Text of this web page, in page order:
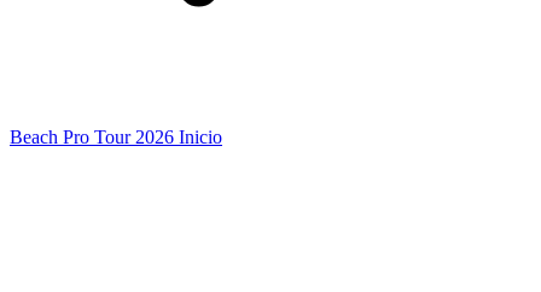
Beach Pro Tour 2026 Inicio